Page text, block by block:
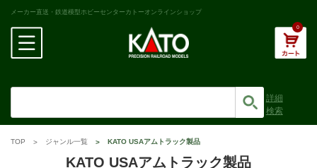
メーカー直送・鉄道模型ホビーセンターカトーオンラインショップ
0
詳細
検索
TOP ジャンル一覧 KATO USAアムトラック製品
KATO USAアムトラック製品